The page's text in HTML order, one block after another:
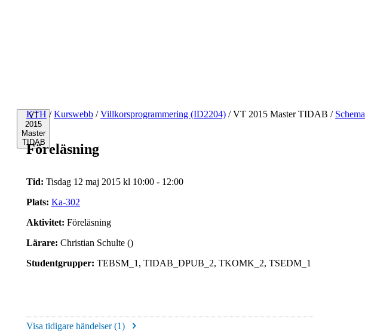
VT
2015
Master
TIDAB
KTH / Kurswebb / Villkorsprogrammering (ID2204) /VT 2015 Master TIDAB / Schema
Föreläsning
Tid: Tisdag 12 maj 2015 kl 10:00 - 12:00
Plats: Ka-302
Aktivitet: Föreläsning
Lärare: Christian Schulte ()
Studentgrupper: TEBSM_1, TIDAB_DPUB_2, TKOMK_2, TSEDM_1
Visa tidigare händelser (1)